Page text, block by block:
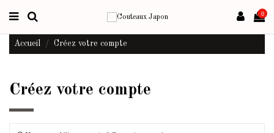
0
Accueil Créez votre compte
Créez votre compte